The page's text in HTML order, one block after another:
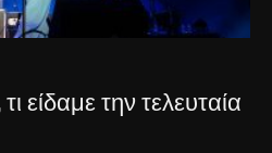
τι είδαμε την τελευταία